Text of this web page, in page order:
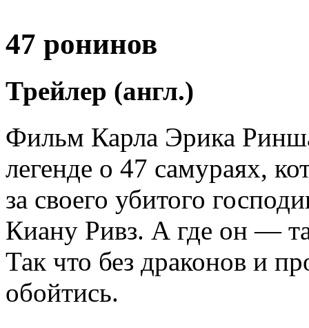
47 ронинов
Трейлер (англ.)
Фильм Карла Эрика
легенде о 47 самураях,
за своего убитого
Киану Ривз. А где он —
Так что без драконов и
обойтись.